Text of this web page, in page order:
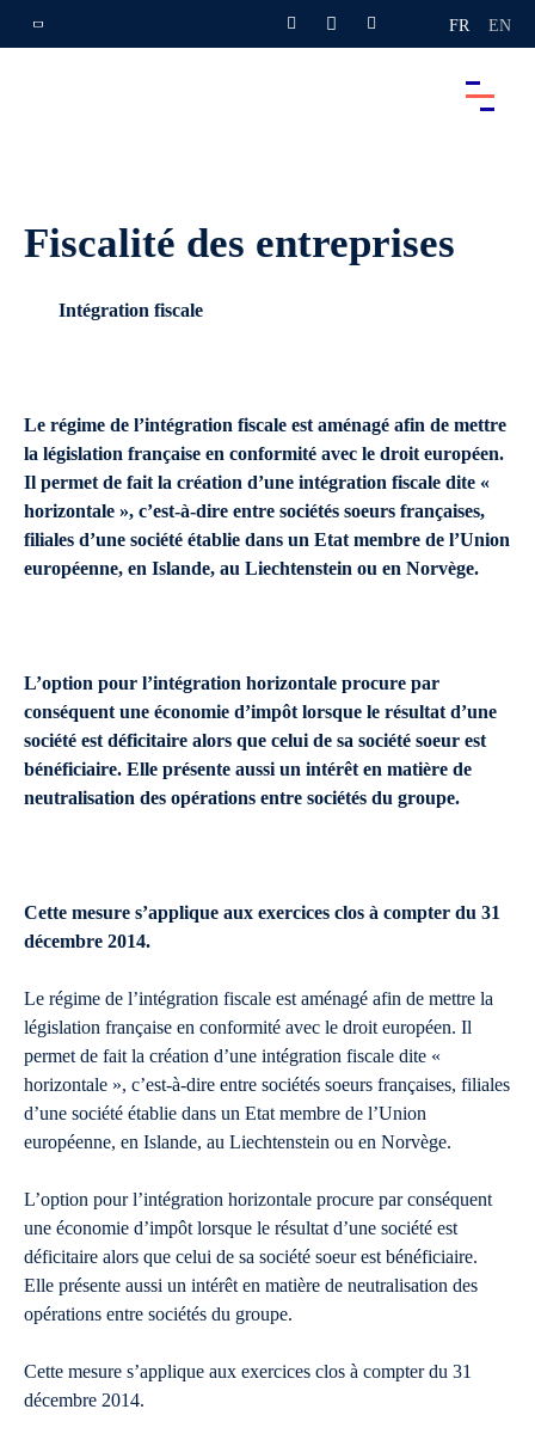
FR EN
Fiscalité des entreprises
Intégration fiscale
Le régime de l’intégration fiscale est aménagé afin de mettre
la législation française en conformité avec le droit européen.
Il permet de fait la création d’une intégration fiscale dite «
horizontale », c’est-à-dire entre sociétés soeurs françaises,
filiales d’une société établie dans un Etat membre de l’Union
européenne, en Islande, au Liechtenstein ou en Norvège.
L’option pour l’intégration horizontale procure par
conséquent une économie d’impôt lorsque le résultat d’une
société est déficitaire alors que celui de sa société soeur est
bénéficiaire. Elle présente aussi un intérêt en matière de
neutralisation des opérations entre sociétés du groupe.
Cette mesure s’applique aux exercices clos à compter du 31
décembre 2014.
Le régime de l’intégration fiscale est aménagé afin de mettre la
législation française en conformité avec le droit européen. Il
permet de fait la création d’une intégration fiscale dite «
horizontale », c’est-à-dire entre sociétés soeurs françaises, filiales
d’une société établie dans un Etat membre de l’Union
européenne, en Islande, au Liechtenstein ou en Norvège.
L’option pour l’intégration horizontale procure par conséquent
une économie d’impôt lorsque le résultat d’une société est
déficitaire alors que celui de sa société soeur est bénéficiaire.
Elle présente aussi un intérêt en matière de neutralisation des
opérations entre sociétés du groupe.
Cette mesure s’applique aux exercices clos à compter du 31
décembre 2014.